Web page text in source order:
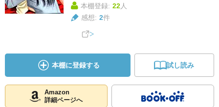
本棚登録: 22人
感想: 2件
本棚に登録する 試し読み
Amazon
詳細ページへ